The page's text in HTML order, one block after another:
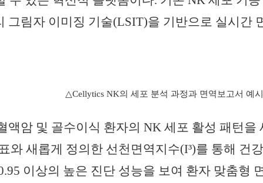
그림자 이미징 기술(LSIT)을 기반으로 실시간
△Cellytics NK의 세포 분석 과정과 면역보고서 예시
액암 및 골수이식 환자의 NK 세포 활성 패턴을
와 새롭게 정의한 선천면역지수(I³)를 통해 건
이상의 높은 진단 성능을 보여 환자 맞춤형